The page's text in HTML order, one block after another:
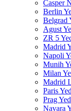
Casper
Berlin
Belgrad
Agust
ZR 5
Madrid
Napoli
Munih
Milan
Madrid
Paris
Prag
Navara